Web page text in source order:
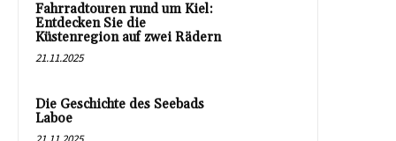
Fahrradtouren rund um Kiel:
Entdecken Sie die
Küstenregion auf zwei Rädern
21.11.2025
Die Geschichte des Seebads
Laboe